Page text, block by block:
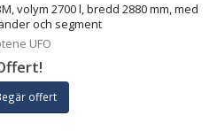
volym 2700 l, bredd 2880 mm, med
och segment
UFO
offert